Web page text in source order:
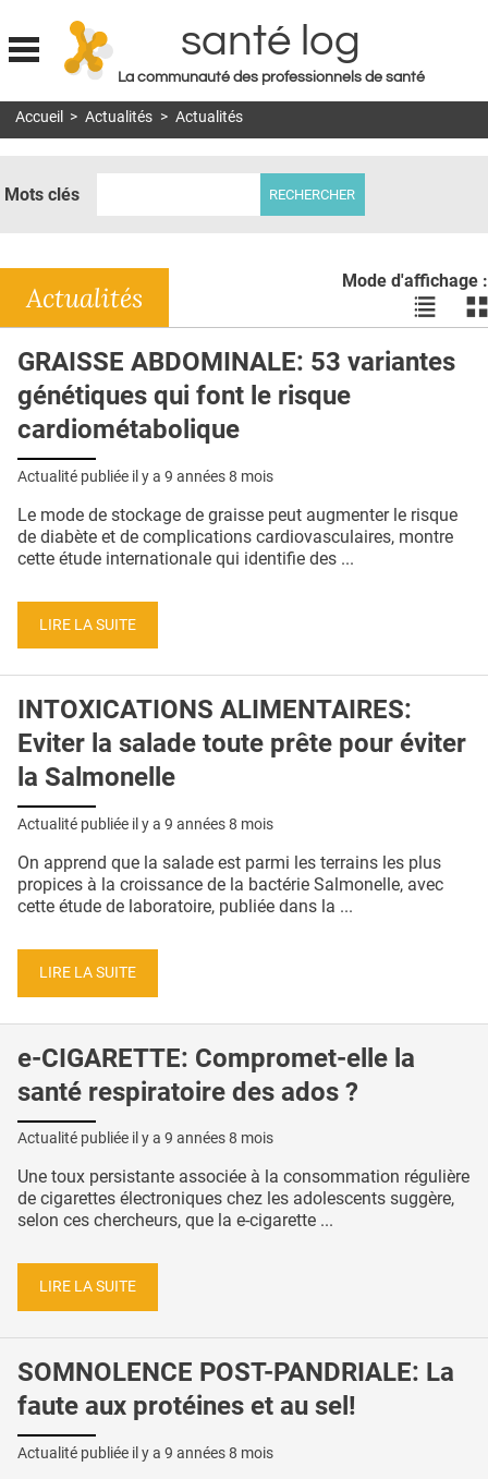
Jump to navigation
santé log
La communauté des professionnels de santé
MON COMPTE
DOSSIERS
RÉSEAUX
E-REVUE SAD
THÉMA
L'APP
PUBLICITÉ
CONTACT
Accueil > Actualités > Actualités
Mots clés
Mode d'affichage :
Voir
les
en
les
Actualités
GRAISSE ABDOMINALE: 53 variantes
génétiques qui font le risque
cardiométabolique
Actualité publiée il y a 9 années 8 mois
Le mode de stockage de graisse peut augmenter le risque
de diabète et de complications cardiovasculaires, montre
cette étude internationale qui identifie des ...
LIRE LA SUITE
INTOXICATIONS ALIMENTAIRES:
Eviter la salade toute prête pour éviter
la Salmonelle
Actualité publiée il y a 9 années 8 mois
On apprend que la salade est parmi les terrains les plus
propices à la croissance de la bactérie Salmonelle, avec
cette étude de laboratoire, publiée dans la ...
LIRE LA SUITE
e-CIGARETTE: Compromet-elle la
santé respiratoire des ados ?
Actualité publiée il y a 9 années 8 mois
Une toux persistante associée à la consommation régulière
de cigarettes électroniques chez les adolescents suggère,
selon ces chercheurs, que la e-cigarette ...
LIRE LA SUITE
SOMNOLENCE POST-PANDRIALE: La
faute aux protéines et au sel!
Actualité publiée il y a 9 années 8 mois